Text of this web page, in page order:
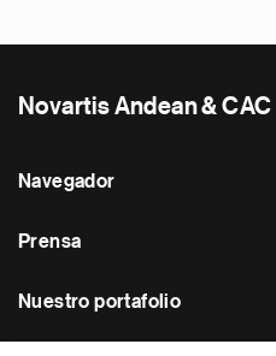
Novartis Andean &
Navegador
Prensa
Nuestro portafolio